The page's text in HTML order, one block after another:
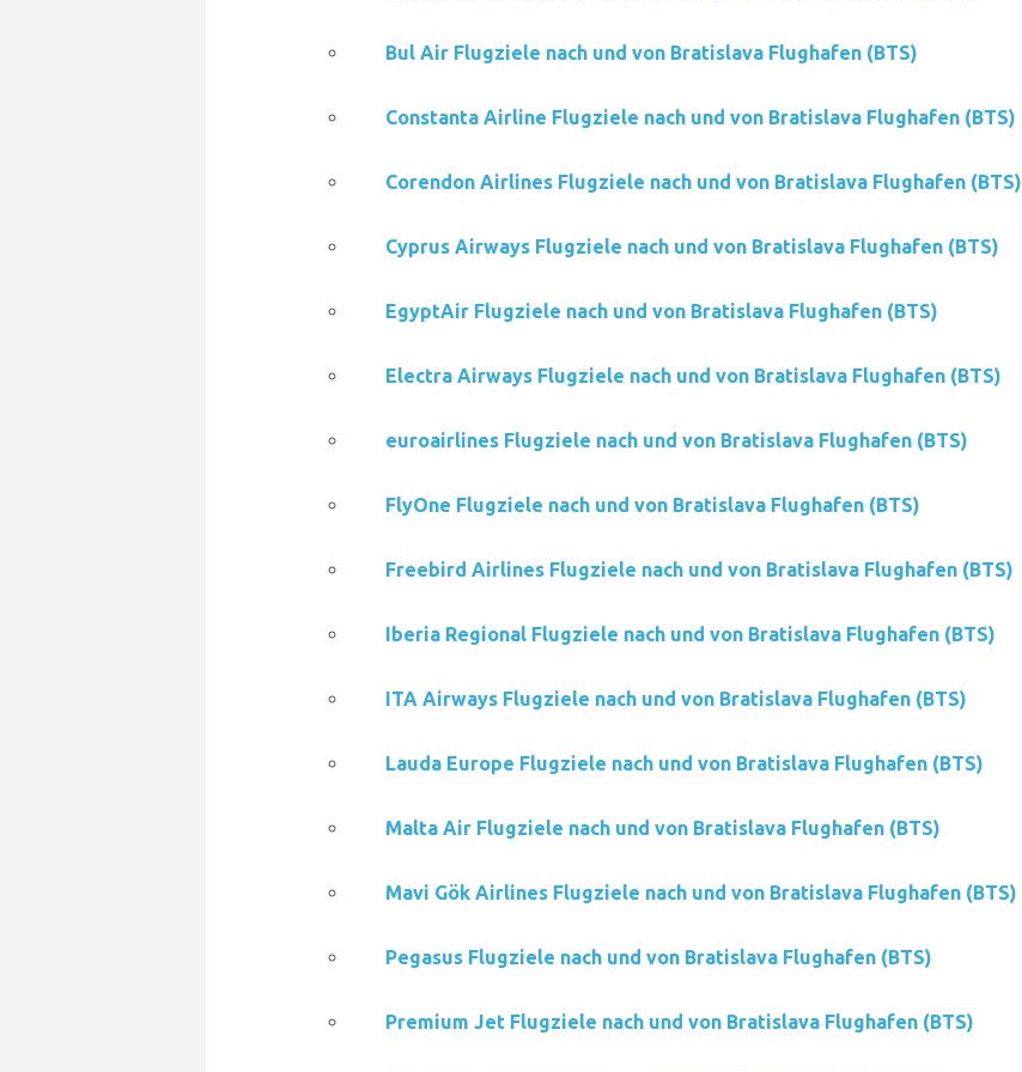
Bul Air Flugziele nach und von Bratislava Flughafen (BTS)
Constanta Airline Flugziele nach und von Bratislava Flughafen (BTS)
Corendon Airlines Flugziele nach und von Bratislava Flughafen (BTS)
Cyprus Airways Flugziele nach und von Bratislava Flughafen (BTS)
EgyptAir Flugziele nach und von Bratislava Flughafen (BTS)
Electra Airways Flugziele nach und von Bratislava Flughafen (BTS)
euroairlines Flugziele nach und von Bratislava Flughafen (BTS)
FlyOne Flugziele nach und von Bratislava Flughafen (BTS)
Freebird Airlines Flugziele nach und von Bratislava Flughafen (BTS)
Iberia Regional Flugziele nach und von Bratislava Flughafen (BTS)
ITA Airways Flugziele nach und von Bratislava Flughafen (BTS)
Lauda Europe Flugziele nach und von Bratislava Flughafen (BTS)
Malta Air Flugziele nach und von Bratislava Flughafen (BTS)
Mavi Gök Airlines Flugziele nach und von Bratislava Flughafen (BTS)
Pegasus Flugziele nach und von Bratislava Flughafen (BTS)
Premium Jet Flugziele nach und von Bratislava Flughafen (BTS)